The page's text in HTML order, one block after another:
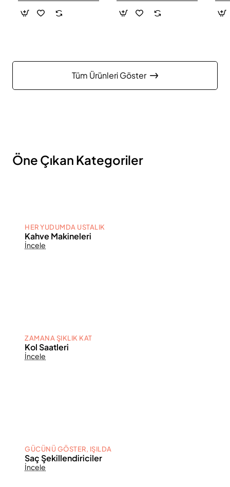
Tüm Ürünleri Göster
Öne Çıkan Kategoriler
HER YUDUMDA USTALIK
Kahve Makineleri
İncele
ZAMANA ŞIKLIK KAT
Kol Saatleri
İncele
GÜCÜNÜ GÖSTER, IŞILDA
Saç Şekillendiriciler
İncele